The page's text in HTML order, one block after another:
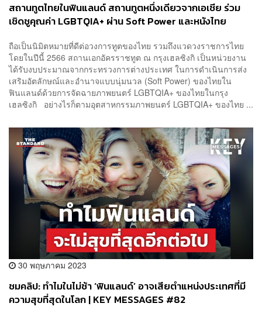
สถานทูตไทยในฟินแลนด์ สถานทูตหนึ่งเดียวจากเอเชีย ร่วม
เชิดชูคุณค่า LGBTQIA+ ผ่าน Soft Power และหนังไทย
ถือเป็นนิมิตหมายที่ดีต่อวงการทูตของไทย รวมถึงแวดวงราชการไทย
โดยในปีนี้ 2566 สถานเอกอัครราชทูต ณ กรุงเฮลซิงกิ เป็นหน่วยงาน
ได้รับงบประมาณจากกระทรวงการต่างประเทศ ในการดำเนินการส่ง
เสริมอัตลักษณ์และอำนาจแบบนุ่มนวล (Soft Power) ของไทยใน
ฟินแลนด์ด้วยการจัดฉายภาพยนตร์ LGBTQIA+ ของไทยในกรุง
เฮลซิงกิ อย่างไรก็ตามอุตสาหกรรมภาพยนตร์ LGBTQIA+ ของไทย ...
30 พฤษภาคม 2023
ชมคลิป: ทำไมในไม่ช้า ‘ฟินแลนด์’ อาจเสียตำแหน่งประเทศที่มี
ความสุขที่สุดในโลก | KEY MESSAGES #82